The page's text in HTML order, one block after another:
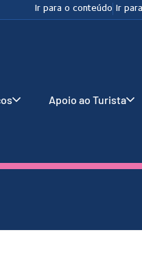
Ir para o conteúdo Ir
Apoio ao Turista